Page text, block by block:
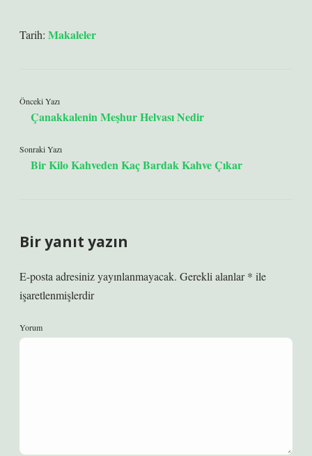
Tarih: Makaleler
Önceki Yazı
Çanakkalenin Meşhur Helvası Nedir
Sonraki Yazı
Bir Kilo Kahveden Kaç Bardak Kahve Çıkar
Bir yanıt yazın
E-posta adresiniz yayınlanmayacak. Gerekli alanlar* ile
işaretlenmişlerdir
Yorum